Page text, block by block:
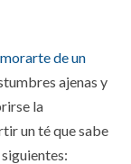
de un
ajenas y
la
un té que sabe